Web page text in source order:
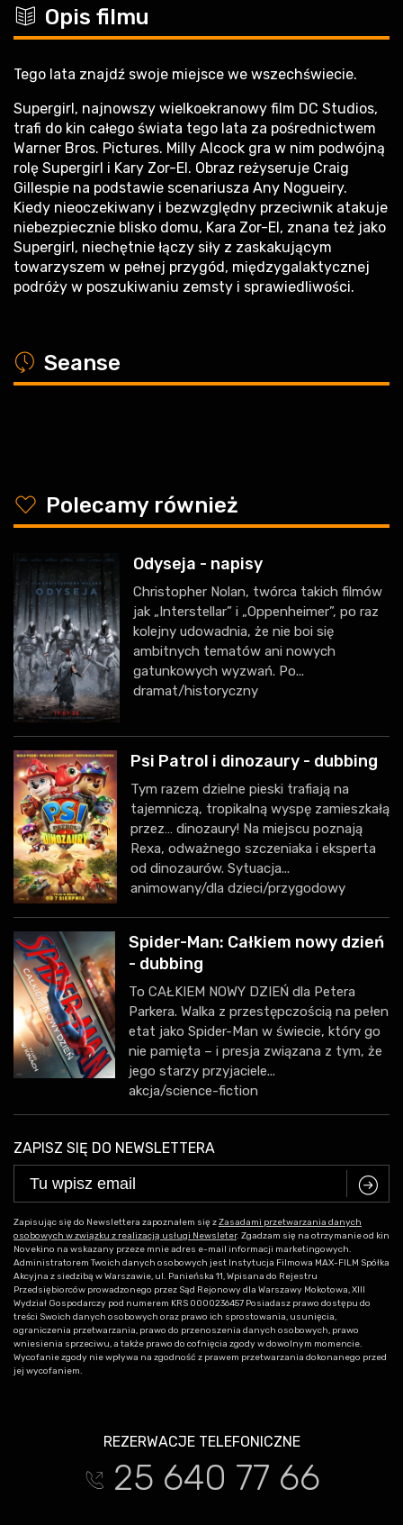
c Opis filmu
Tego lata znajdź swoje miejsce we wszechświecie.
Supergirl, najnowszy wielkoekranowy film DC Studios,
trafi do kin całego świata tego lata za pośrednictwem
Warner Bros. Pictures. Milly Alcock gra w nim podwójną
rolę Supergirl i Kary Zor-El. Obraz reżyseruje Craig
Gillespie na podstawie scenariusza Any Nogueiry.
Kiedy nieoczekiwany i bezwzględny przeciwnik atakuje
niebezpiecznie blisko domu, Kara Zor-El, znana też jako
Supergirl, niechętnie łączy siły z zaskakującym
towarzyszem w pełnej przygód, międzygalaktycznej
podróży w poszukiwaniu zemsty i sprawiedliwości.
a Seanse
y Polecamy również
Odyseja - napisy
Christopher Nolan, twórca takich filmów
jak „Interstellar” i „Oppenheimer”, po raz
kolejny udowadnia, że nie boi się
ambitnych tematów ani nowych
gatunkowych wyzwań. Po...
dramat/historyczny
Psi Patrol i dinozaury - dubbing
Tym razem dzielne pieski trafiają na
tajemniczą, tropikalną wyspę zamieszkałą
przez… dinozaury! Na miejscu poznają
Rexa, odważnego szczeniaka i eksperta
od dinozaurów. Sytuacja...
animowany/dla dzieci/przygodowy
Spider-Man: Całkiem nowy dzień
- dubbing
To CAŁKIEM NOWY DZIEŃ dla Petera
Parkera. Walka z przestępczością na pełen
etat jako Spider-Man w świecie, który go
nie pamięta – i presja związana z tym, że
jego starzy przyjaciele...
akcja/science-fiction
ZAPISZ SIĘ DO NEWSLETTERA
C
Zapisując się do Newslettera zapoznałem się zZasadami przetwarzania danych
osobowych w związku z realizacją usługi Newsleter. Zgadzam się na otrzymanie od kin
Novekino na wskazany przeze mnie adres e-mail informacji marketingowych.
Administratorem Twoich danych osobowych jest Instytucja Filmowa MAX-FILM Spółka
Akcyjna z siedzibą w Warszawie, ul. Panieńska 11, Wpisana do Rejestru
Przedsiębiorców prowadzonego przez Sąd Rejonowy dla Warszawy Mokotowa, XIII
Wydział Gospodarczy pod numerem KRS 0000236457 Posiadasz prawo dostępu do
treści Swoich danych osobowych oraz prawo ich sprostowania, usunięcia,
ograniczenia przetwarzania, prawo do przenoszenia danych osobowych, prawo
wniesienia sprzeciwu, a także prawo do cofnięcia zgody w dowolnym momencie.
Wycofanie zgody nie wpływa na zgodność z prawem przetwarzania dokonanego przed
jej wycofaniem.
REZERWACJE TELEFONICZNE
t 25 640 77 66